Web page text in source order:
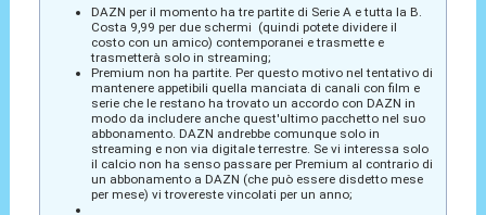
DAZN per il momento ha tre partite di Serie A e tutta la B.
Costa 9,99 per due schermi (quindi potete dividere il
costo con un amico) contemporanei e trasmette e
trasmetterà solo in streaming;
Premium non ha partite. Per questo motivo nel tentativo di
mantenere appetibili quella manciata di canali con film e
serie che le restano ha trovato un accordo con DAZN in
modo da includere anche quest'ultimo pacchetto nel suo
abbonamento. DAZN andrebbe comunque solo in
streaming e non via digitale terrestre. Se vi interessa solo
il calcio non ha senso passare per Premium al contrario di
un abbonamento a DAZN (che può essere disdetto mese
per mese) vi trovereste vincolati per un anno;